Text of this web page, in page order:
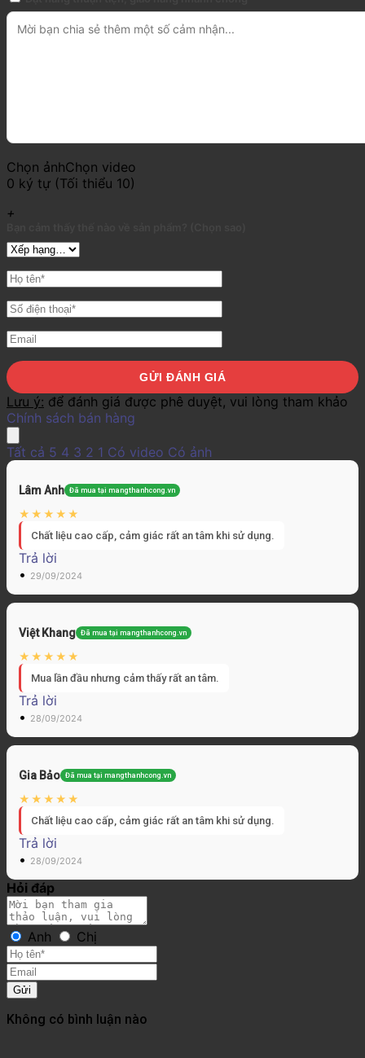
Chọn ảnhChọn video
0 ký tự (Tối thiểu 10)
+
Lưu ý: để đánh giá được phê duyệt, vui lòng tham khảo
Chính sách bán hàng
Tất cả 5 4 3 2 1 Có video Có ảnh
Lâm Anh Đã mua tại mangthanhcong.vn
Chất liệu cao cấp, cảm giác rất an tâm khi sử dụng.
Trả lời
• 29/09/2024
Việt Khang Đã mua tại mangthanhcong.vn
Mua lần đầu nhưng cảm thấy rất an tâm.
Trả lời
• 28/09/2024
Gia Bảo Đã mua tại mangthanhcong.vn
Chất liệu cao cấp, cảm giác rất an tâm khi sử dụng.
Trả lời
• 28/09/2024
Hỏi đáp
Anh Chị
Gửi
Không có bình luận nào